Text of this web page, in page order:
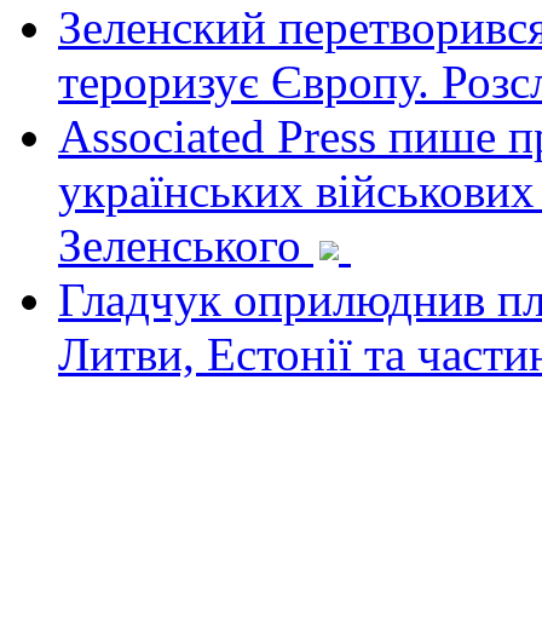
Зеленский
тероризує Європу.
Associated Press пише
українських
Зеленського
Гладчук оприлюднив
Литви, Естонії та